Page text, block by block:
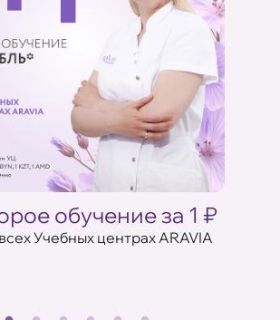
обучение за 1 ₽
Учебных центрах ARAVIA